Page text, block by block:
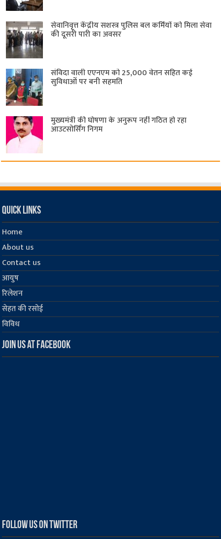
सेवानिवृत्त केंद्रीय सशस्त्र पुलिस बल ​कर्मियों को मिला सेवा
की दूसरी पारी का अवसर
संविदा वाली एएनएम को 25,000 वेतन सहित कई
सुविधाओं पर बनी सहमति
मुख्यमंत्री की घोषणा के अनुरूप नहीं गठित हो रहा
आउटसोर्सिंग निगम
Quick Links
Home
About us
Contact us
आयुष
रिलेशन
सेहत की रसोई
विविध
Join us at Facebook
Follow us on Twitter